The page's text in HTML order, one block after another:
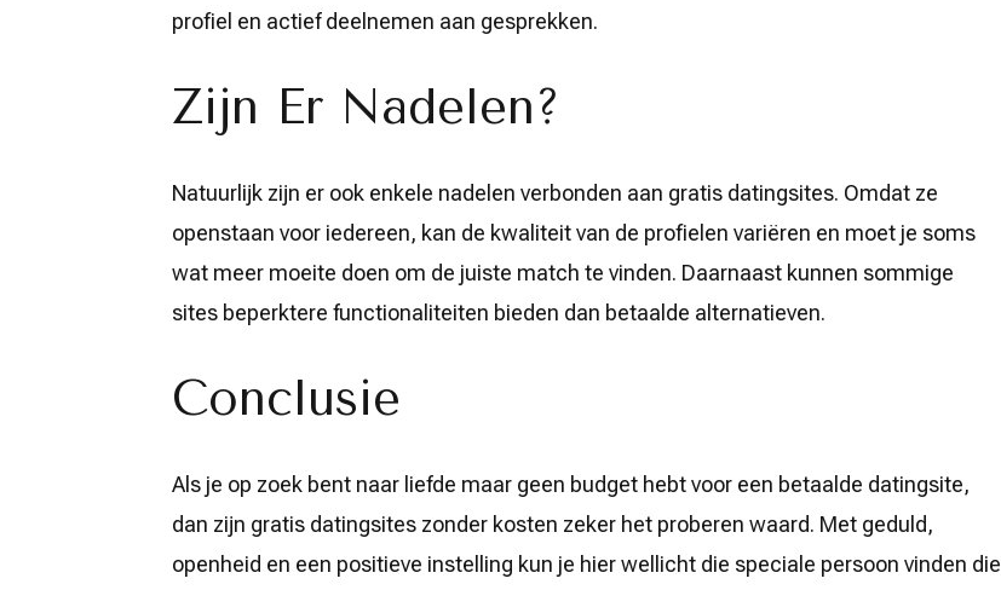
profiel en actief deelnemen aan gesprekken.
Zijn Er Nadelen?
Natuurlijk zijn er ook enkele nadelen verbonden aan gratis datingsites. Omdat ze
openstaan voor iedereen, kan de kwaliteit van de profielen variëren en moet je soms
wat meer moeite doen om de juiste match te vinden. Daarnaast kunnen sommige
sites beperktere functionaliteiten bieden dan betaalde alternatieven.
Conclusie
Als je op zoek bent naar liefde maar geen budget hebt voor een betaalde datingsite,
dan zijn gratis datingsites zonder kosten zeker het proberen waard. Met geduld,
openheid en een positieve instelling kun je hier wellicht die speciale persoon vinden die